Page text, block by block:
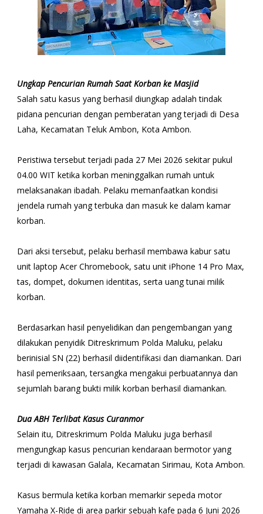
Ungkap Pencurian Rumah Saat Korban ke Masjid
Salah satu kasus yang berhasil diungkap adalah tindak
pidana pencurian dengan pemberatan yang terjadi di Desa
Laha, Kecamatan Teluk Ambon, Kota Ambon.
Peristiwa tersebut terjadi pada 27 Mei 2026 sekitar pukul
04.00 WIT ketika korban meninggalkan rumah untuk
melaksanakan ibadah. Pelaku memanfaatkan kondisi
jendela rumah yang terbuka dan masuk ke dalam kamar
korban.
Dari aksi tersebut, pelaku berhasil membawa kabur satu
unit laptop Acer Chromebook, satu unit iPhone 14 Pro Max,
tas, dompet, dokumen identitas, serta uang tunai milik
korban.
Berdasarkan hasil penyelidikan dan pengembangan yang
dilakukan penyidik Ditreskrimum Polda Maluku, pelaku
berinisial SN (22) berhasil diidentifikasi dan diamankan. Dari
hasil pemeriksaan, tersangka mengakui perbuatannya dan
sejumlah barang bukti milik korban berhasil diamankan.
Dua ABH Terlibat Kasus Curanmor
Selain itu, Ditreskrimum Polda Maluku juga berhasil
mengungkap kasus pencurian kendaraan bermotor yang
terjadi di kawasan Galala, Kecamatan Sirimau, Kota Ambon.
Kasus bermula ketika korban memarkir sepeda motor
Yamaha X-Ride di area parkir sebuah kafe pada 6 Juni 2026